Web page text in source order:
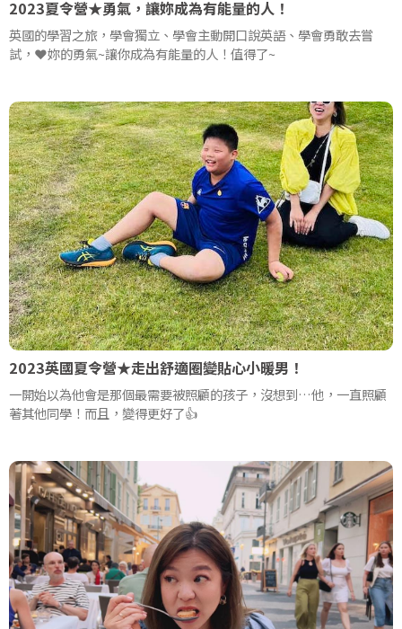
2023夏令營★勇氣，讓妳成為有能量的人！
英國的學習之旅，學會獨立、學會主動開口說英語、學會勇敢去嘗
試，❤️妳的勇氣~讓你成為有能量的人！值得了~
2023英國夏令營★走出舒適圈變貼心小暖男！
一開始以為他會是那個最需要被照顧的孩子，沒想到…他，一直照顧
著其他同學！而且，變得更好了👍